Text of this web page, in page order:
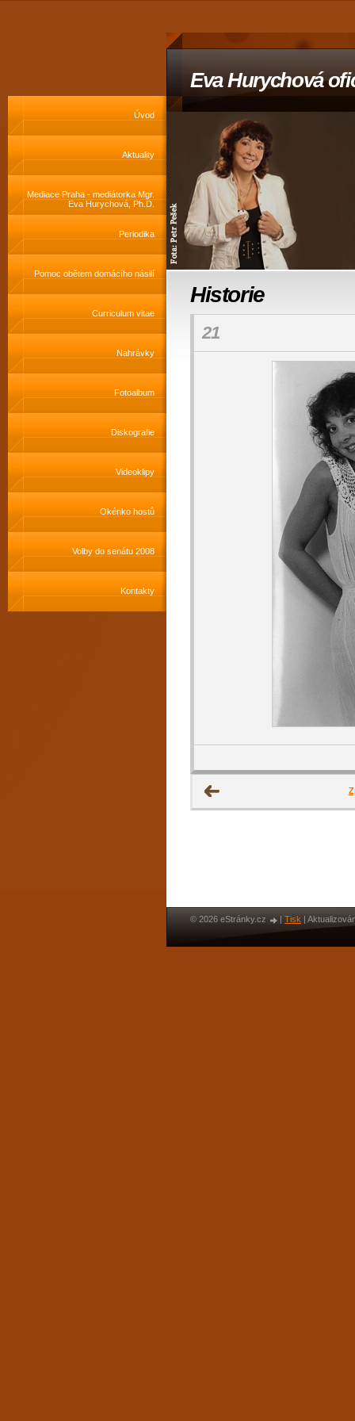
Eva Hurychová
Úvod
Aktuality
Mediace Praha - mediátorka Mgr.
Eva Hurychová, Ph.D.
Periodika
Pomoc obětem domácího násilí
Curriculum vitae
Nahrávky
Fotoalbum
Diskografie
Videoklipy
Okénko hostů
Volby do senátu 2008
Kontakty
Historie
21
© 2026 eStránky.cz | Tisk |